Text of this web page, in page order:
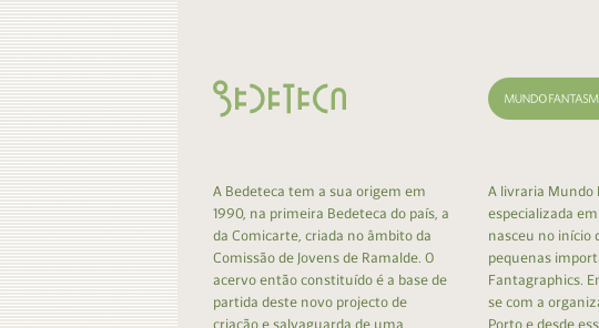
A Bedeteca tem a sua origem em
1990, na primeira Bedeteca do país, a
da Comicarte, criada no âmbito da
Comissão de Jovens de Ramalde. O
acervo então constituído é a base de
partida deste novo projecto de
criação e salvaguarda de uma
A livraria Mundo
especializada
nasceu no início
pequenas
Fantagraphics.
se com a
Porto e desde